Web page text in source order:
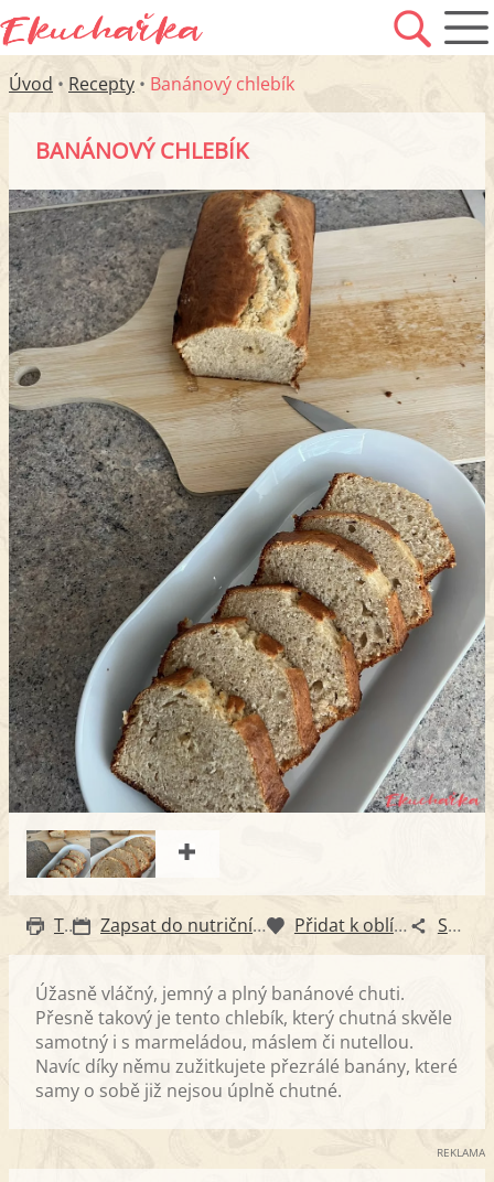
Úvod • Recepty • Banánový chlebík
BANÁNOVÝ CHLEBÍK
Tisk Zapsat do nutričního diáře Přidat k oblíbeným Sdílet
Úžasně vláčný, jemný a plný banánové chuti.
Přesně takový je tento chlebík, který chutná skvěle
samotný i s marmeládou, máslem či nutellou.
Navíc díky němu zužitkujete přezrálé banány, které
samy o sobě již nejsou úplně chutné.
REKLAMA